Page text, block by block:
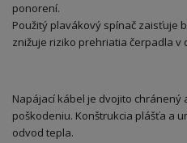
ponorení.
Použitý plavákový spínač zaisťuje
znižuje riziko prehriatia čerpadla
Napájací kábel je dvojito chránený
poškodeniu. Konštrukcia plášťa a
odvod tepla.